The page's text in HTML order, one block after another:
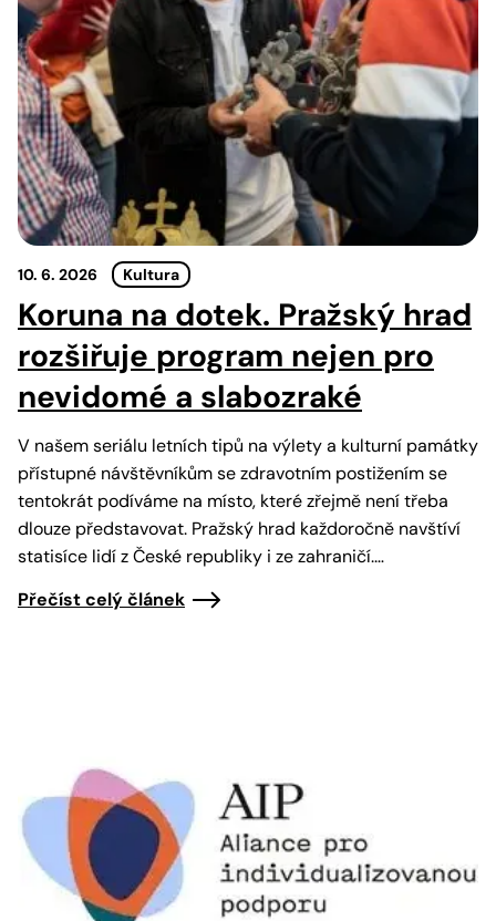
10. 6. 2026 Kultura
Koruna na dotek. Pražský hrad
rozšiřuje program nejen pro
nevidomé a slabozraké
V našem seriálu letních tipů na výlety a kulturní památky
přístupné návštěvníkům se zdravotním postižením se
tentokrát podíváme na místo, které zřejmě není třeba
dlouze představovat. Pražský hrad každoročně navštíví
statisíce lidí z České republiky i ze zahraničí.…
Přečíst celý článek